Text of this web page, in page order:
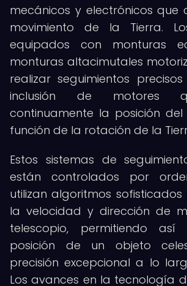
mecánicos y electrónicos que
movimiento de la Tierra.
equipados con monturas
monturas altacimutales
realizar seguimientos
inclusión de motores
continuamente la posición del
función de la rotación de la
Estos sistemas de
están controlados por
utilizan algoritmos
la velocidad y dirección de
telescopio, permitiendo así
posición de un objeto
precisión excepcional a lo
Los avances en la tecnología